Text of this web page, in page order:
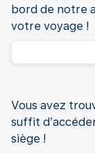
bord de notre
votre voyage !
Vous avez
suffit
siège !